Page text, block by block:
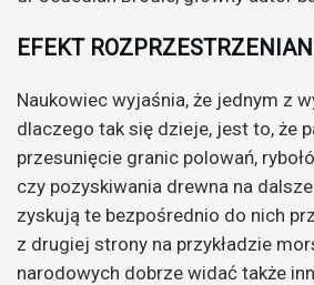
EFEKT
Naukowiec wyjaśnia, że jednym z
dlaczego tak się dzieje, jest to, że
przesunięcie granic polowań,
czy pozyskiwania drewna na
zyskują te bezpośrednio do nich
z drugiej strony na przykładzie
narodowych dobrze widać także